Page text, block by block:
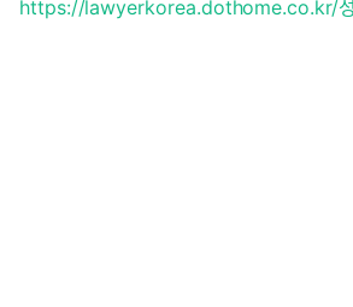
https://lawyerkorea.dothome.co.kr/